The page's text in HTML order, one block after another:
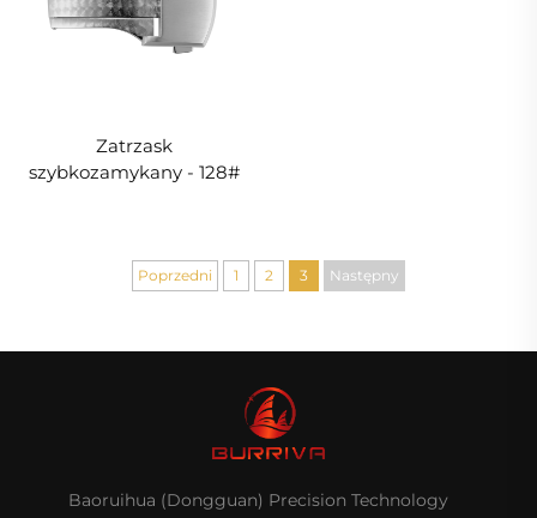
Zatrzask
szybkozamykany - 128#
Poprzedni 1 2 3 Następny
Baoruihua (Dongguan) Precision Technology